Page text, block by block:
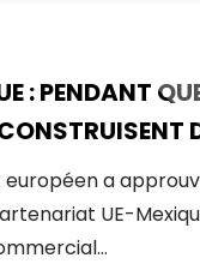
: PENDANT
DES
européen a
UE-